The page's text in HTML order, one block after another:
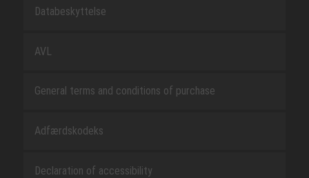
Databeskyttelse
AVL
General terms and conditions of purchase
Adfærdskodeks
Declaration of accessibility